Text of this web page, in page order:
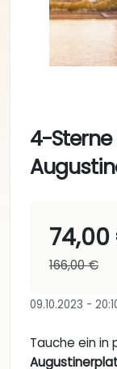
4-
166,00 €
09.10.2023 -
Tauche ein in